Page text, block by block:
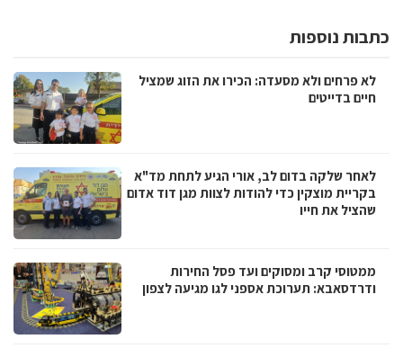
כתבות נוספות
לא פרחים ולא מסעדה: הכירו את הזוג שמציל
חיים בדייטים
לאחר שלקה בדום לב, אורי הגיע לתחת מד"א
בקריית מוצקין כדי להודות לצוות מגן דוד אדום
שהציל את חייו
ממטוסי קרב ומסוקים ועד פסל החירות
ודרדסאבא: תערוכת אספני לגו מגיעה לצפון